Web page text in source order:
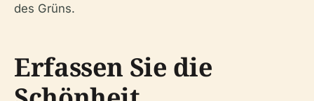
des Grüns.
Erfassen Sie die